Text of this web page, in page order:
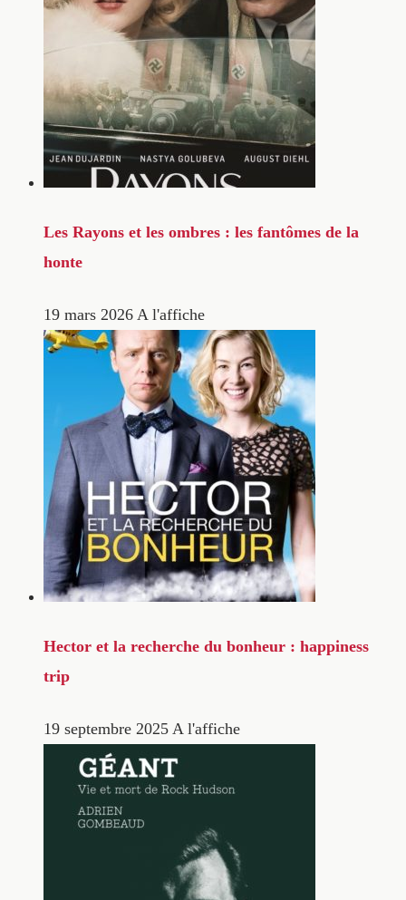
Les Rayons et les ombres : les fantômes de la
honte
19 mars 2026 A l'affiche
Hector et la recherche du bonheur : happiness
trip
19 septembre 2025 A l'affiche